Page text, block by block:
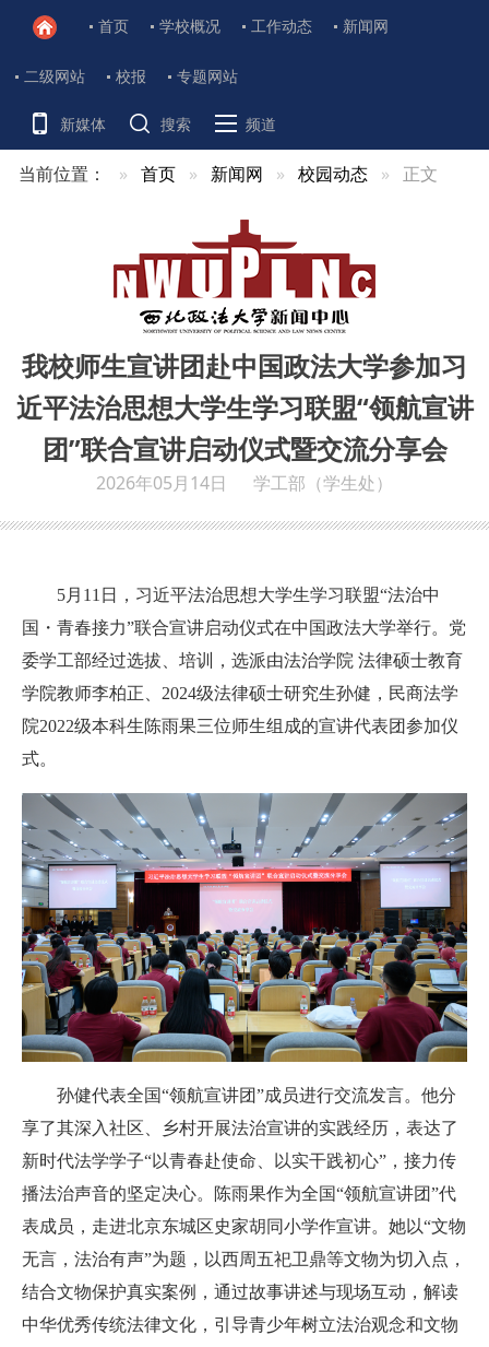
首页 学校概况 工作动态 新闻网
二级网站 校报 专题网站
新媒体 搜索 频道
当前位置： 首页 新闻网 校园动态 正文
我校师生宣讲团赴中国政法大学参加习
近平法治思想大学生学习联盟“领航宣讲
团”联合宣讲启动仪式暨交流分享会
2026年05月14日 学工部（学生处）
5月11日，习近平法治思想大学生学习联盟“法治中
国・青春接力”联合宣讲启动仪式在中国政法大学举行。党
委学工部经过选拔、培训，选派由法治学院 法律硕士教育
学院教师李柏正、2024级法律硕士研究生孙健，民商法学
院2022级本科生陈雨果三位师生组成的宣讲代表团参加仪
式。
孙健代表全国“领航宣讲团”成员进行交流发言。他分
享了其深入社区、乡村开展法治宣讲的实践经历，表达了
新时代法学学子“以青春赴使命、以实干践初心”，接力传
播法治声音的坚定决心。
陈雨果作为全国“领航宣讲团”代
表成员，走进北京东城区史家胡同小学作宣讲。她以“文物
无言，法治有声”为题，以西周五祀卫鼎等文物为切入点，
结合文物保护真实案例，通过故事讲述与现场互动，解读
中华优秀传统法律文化，引导青少年树立法治观念和文物